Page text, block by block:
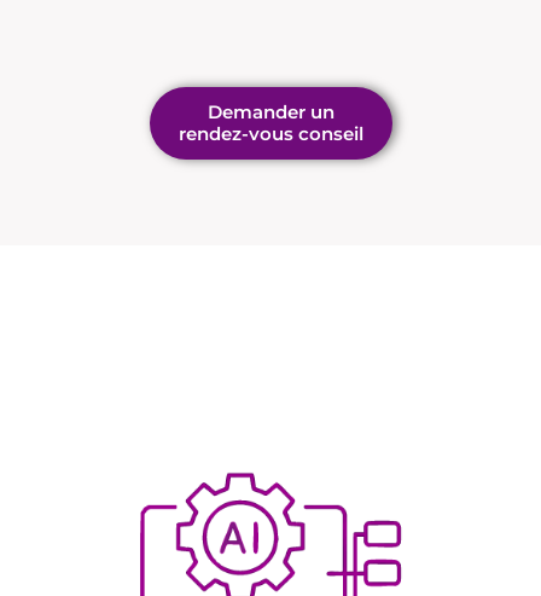
Demander un
rendez-vous conseil